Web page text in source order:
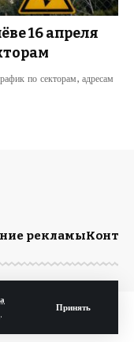
.
Принять
16 апреля
по секторам, адресам
рекламы